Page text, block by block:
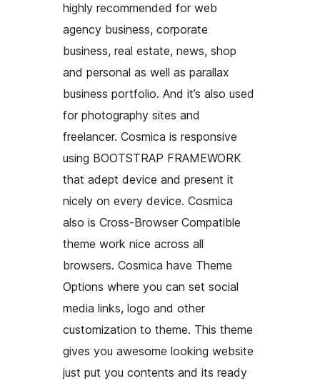
highly recommended for web
agency business, corporate
business, real estate, news, shop
and personal as well as parallax
business portfolio. And it’s also used
for photography sites and
freelancer. Cosmica is responsive
using BOOTSTRAP FRAMEWORK
that adept device and present it
nicely on every device. Cosmica
also is Cross-Browser Compatible
theme work nice across all
browsers. Cosmica have Theme
Options where you can set social
media links, logo and other
customization to theme. This theme
gives you awesome looking website
just put you contents and its ready